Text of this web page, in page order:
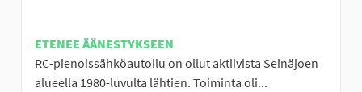
ETENEE ÄÄNESTYKSEEN
RC-pienoissähköautoilu on ollut aktiivista Seinäjoen
alueella 1980-luvulta lähtien. Toiminta oli...